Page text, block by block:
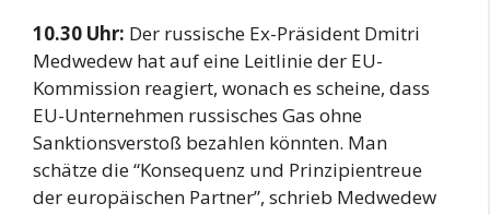
10.30 Uhr: Der russische Ex-Präsident Dmitri
Medwedew hat auf eine Leitlinie der EU-
Kommission reagiert, wonach es scheine, dass
EU-Unternehmen russisches Gas ohne
Sanktionsverstoß bezahlen könnten. Man
schätze die “Konsequenz und Prinzipientreue
der europäischen Partner”, schrieb Medwedew